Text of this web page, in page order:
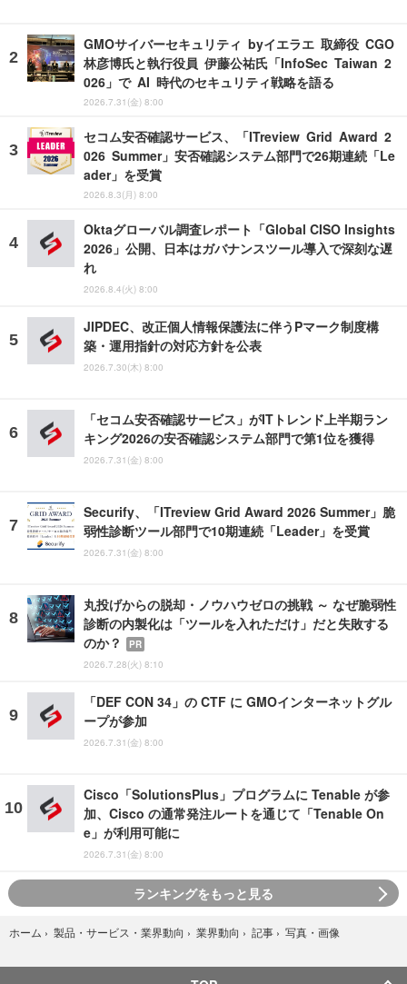
GMOサイバーセキュリティ byイエラエ 取締役 CGO
林彦博氏と執行役員 伊藤公祐氏「InfoSec Taiwan 2
026」で AI 時代のセキュリティ戦略を語る
2026.7.31(金) 8:00
セコム安否確認サービス、「ITreview Grid Award 2
026 Summer」安否確認システム部門で26期連続「Le
ader」を受賞
2026.8.3(月) 8:00
Oktaグローバル調査レポート「Global CISO Insights
2026」公開、日本はガバナンスツール導入で深刻な遅
れ
2026.8.4(火) 8:00
JIPDEC、改正個人情報保護法に伴うPマーク制度構
築・運用指針の対応方針を公表
2026.7.30(木) 8:00
「セコム安否確認サービス」がITトレンド上半期ラン
キング2026の安否確認システム部門で第1位を獲得
2026.7.31(金) 8:00
Securify、「ITreview Grid Award 2026 Summer」脆
弱性診断ツール部門で10期連続「Leader」を受賞
2026.7.31(金) 8:00
丸投げからの脱却・ノウハウゼロの挑戦 ～ なぜ脆弱性
診断の内製化は「ツールを入れただけ」だと失敗する
のか？
PR
2026.7.28(火) 8:10
「DEF CON 34」の CTF に GMOインターネットグル
ープが参加
2026.7.31(金) 8:00
Cisco「SolutionsPlus」プログラムに Tenable が参
加、Cisco の通常発注ルートを通じて「Tenable On
e」が利用可能に
2026.7.31(金) 8:00
ランキングをもっと見る
ホーム › 製品・サービス・業界動向 › 業界動向 › 記事 › 写真・画像